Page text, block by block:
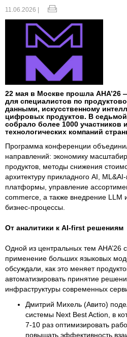
11.06.2026 |
22 мая в Москве прошла AHA’26
для специалистов по
данными, искусственному
цифровых продуктов. В
собрало более 1000 участников
технологических компаний
Программа конференции
направлений: экономику
продуктов, методы снижения
архитектуру прикладного AI,
платформы, управление
commerce, а также внедрение LLM
бизнес-процессы.
От аналитики к AI-first решениям
Одной из центральных тем AHA’26
применение больших языковых
обсуждали, как это меняет
автоматизировать принятие
инфраструктуры современных
Дмитрий Михель (Авито)
системы Next Best Action, в
7-10 раз оптимизировать
повышать эффективность